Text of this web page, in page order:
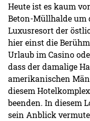
Heute ist es kaum
Beton-Müllhalde um
Luxusresort der
hier einst die
Urlaub im Casino
dass der damalige
amerikanischen
diesem
beenden. In diesem
sein Anblick